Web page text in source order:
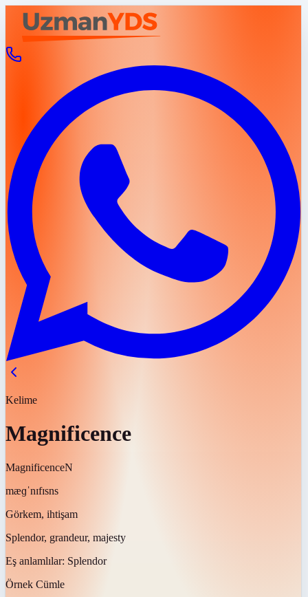
Kelime
Magnificence
MagnificenceN
mæɡˈnɪfɪsns
Görkem, ihtişam
Splendor, grandeur, majesty
Eş anlamlılar: Splendor
Örnek Cümle